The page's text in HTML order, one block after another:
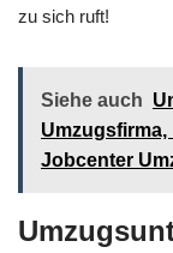
zu sich ruft!
Siehe auch
Jobcenter